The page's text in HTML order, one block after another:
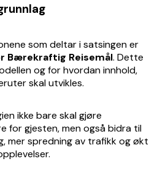
som deltar i satsingen er
Bærekraftig Reisemål. Dette
og for hvordan innhold,
skal utvikles.
ikke bare skal gjøre
for gjesten, men også bidra til
mer spredning av trafikk og økt